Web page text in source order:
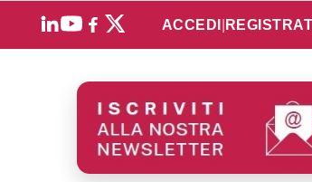
ACCEDI REGISTRATI